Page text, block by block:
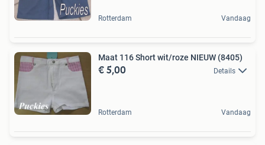
Rotterdam Vandaag
Maat 116 Short wit/roze NIEUW (8405)
€ 5,00 Details
Rotterdam Vandaag